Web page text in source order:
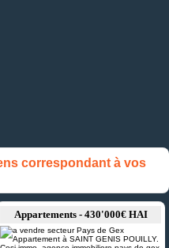
correspondant à vos
Appartements - 430'000€ HAI